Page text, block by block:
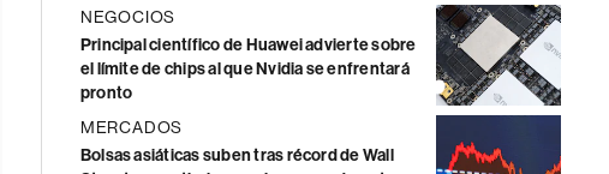
NEGOCIOS
Principal científico de Huawei advierte sobre
el límite de chips al que Nvidia se enfrentará
pronto
MERCADOS
Bolsas asiáticas suben tras récord de Wall